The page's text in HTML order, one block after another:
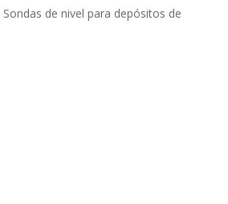
Sondas de nivel para depósitos de